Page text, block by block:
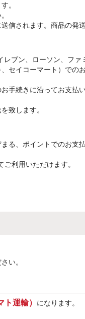
。
信されます。商品の発
レブン、ローソン、ファ
セイコーマート）での
手続きに沿ってお支払
致します。
る、ポイントでのお支
利用いただけます。
い。
運輸） になります。